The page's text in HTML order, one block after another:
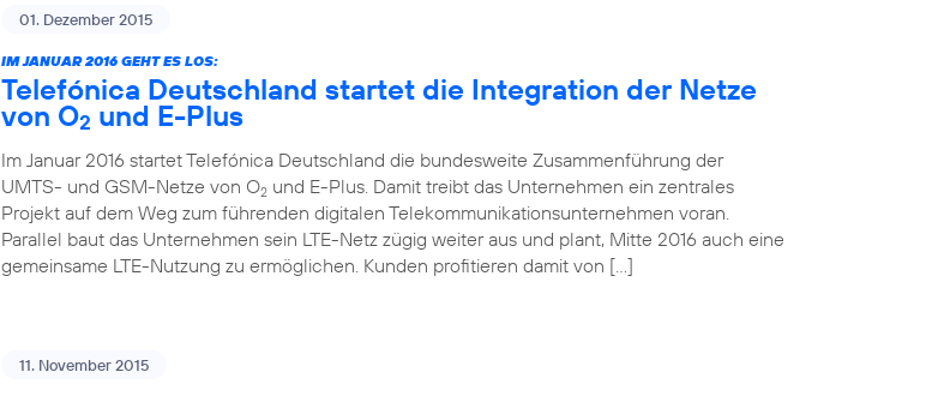
01. Dezember 2015
IM JANUAR 2016 GEHT ES LOS:
Telefónica Deutschland startet die Integration der Netze
von O2 und E-Plus
Im Januar 2016 startet Telefónica Deutschland die bundesweite Zusammenführung der
UMTS- und GSM-Netze von O2 und E-Plus. Damit treibt das Unternehmen ein zentrales
Projekt auf dem Weg zum führenden digitalen Telekommunikationsunternehmen voran.
Parallel baut das Unternehmen sein LTE-Netz zügig weiter aus und plant, Mitte 2016 auch eine
gemeinsame LTE-Nutzung zu ermöglichen. Kunden profitieren damit von […]
11. November 2015